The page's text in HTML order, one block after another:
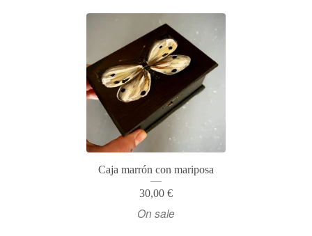
Caja marrón con mariposa
30,00 €
On sale